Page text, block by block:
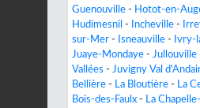
Guenouville - Hotot-en-
Hudimesnil - Incheville -
sur-Mer - Isneauville - Ivry-
Juaye-Mondaye - Jullouville
Vallées - Juvigny Val
Bellière - La Bloutière - La
Bois-des-Faulx - La